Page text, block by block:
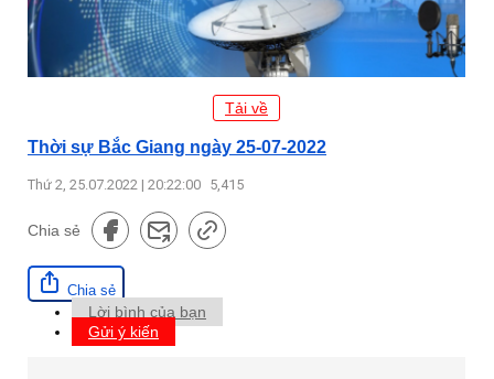
Tải về
Thời sự Bắc Giang ngày 25-07-2022
Thứ 2, 25.07.2022 | 20:22:00 5,415
Chia sẻ
Chia sẻ
Lời bình của bạn
Gửi ý kiến